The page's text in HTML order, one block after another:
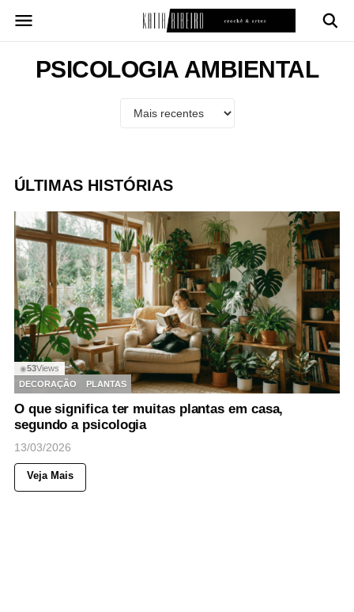
para
conteúdoPSICOLOGIA AMBIENTAL
ÚLTIMAS HISTÓRIAS
◉53Views
DECORAÇÃO
PLANTAS
O que significa ter muitas plantas em casa,
segundo a psicologia
13/03/2026
Veja Mais